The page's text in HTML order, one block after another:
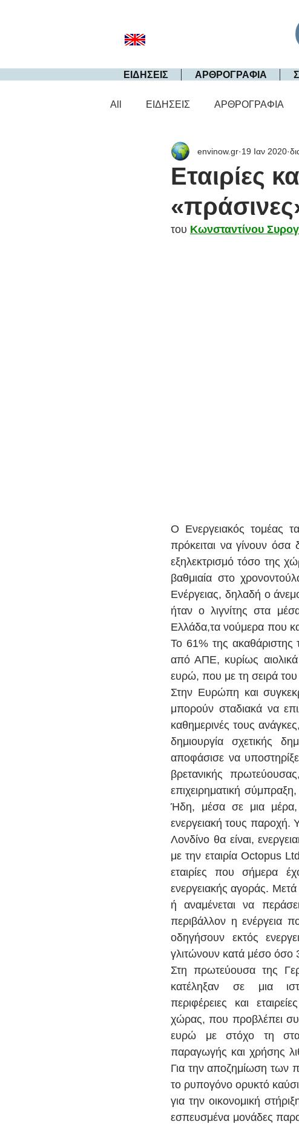
ΕΙΔΗΣΕΙΣ ΑΡΘΡΟΓΡΑΦΙΑ
All ΕΙΔΗΣΕΙΣ ΑΡΘΡΟΓΡΑΦΙΑ
Εταιρίες
envinow.gr 19 Ιαν 2020
του Κωνσταντίνου
Ο Ενεργειακός τομέας
πρόκειται να γίνουν όσα
εξηλεκτρισμό τόσο της
βαθμιαία στο
Ενέργειας, δηλαδή ο
ήταν ο λιγνίτης στα
Ελλάδα,τα νούμερα που
Το 61% της ακαθάριστης
από ΑΠΕ, κυρίως αιολικά
ευρώ, που με τη σειρά του
Στην Ευρώπη και
μπορούν σταδιακά να
καθημερινές τους
δημιουργία σχετικής
αποφάσισε να
βρετανικής
επιχειρηματική
Ήδη, μέσα σε μια μέρα,
ενεργειακή τους παροχή.
Λονδίνο θα είναι,
με την εταιρία Octopus
εταιρίες που σήμερα
ενεργειακής αγοράς.
ή αναμένεται να
περιβάλλον η ενέργεια
οδηγήσουν εκτός
γλιτώνουν κατά μέσο όσο
Στη πρωτεύουσα της
κατέληξαν σε μια
περιφέρειες και
χώρας, που προβλέπει
ευρώ με στόχο τη
παραγωγής και χρήσης
Για την αποζημίωση των
το ρυπογόνο ορυκτό
για την οικονομική
εσπευσμένα μονάδες